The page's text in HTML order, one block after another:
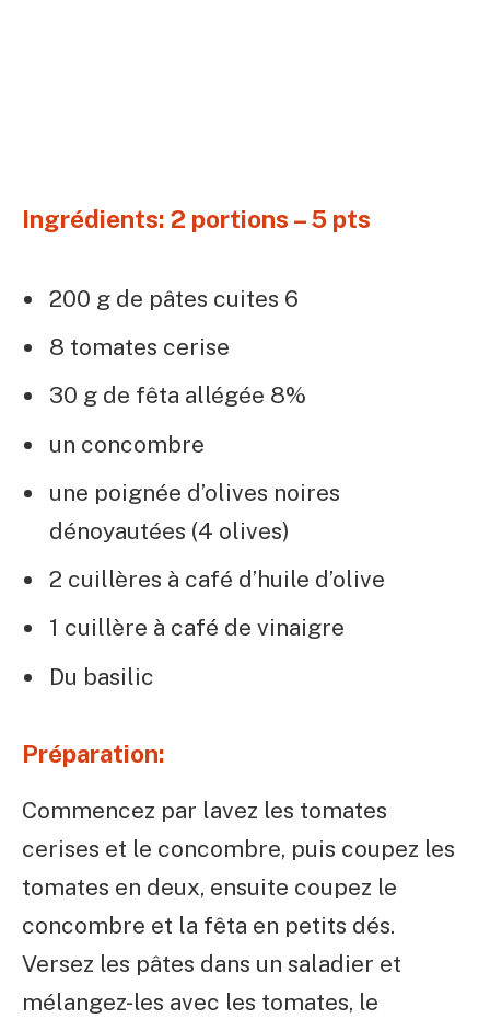
Ingrédients: 2 portions – 5 pts
200 g de pâtes cuites 6
8 tomates cerise
30 g de fêta allégée 8%
un concombre
une poignée d’olives noires
dénoyautées (4 olives)
2 cuillères à café d’huile d’olive
1 cuillère à café de vinaigre
Du basilic
Préparation:
Commencez par lavez les tomates
cerises et le concombre, puis coupez les
tomates en deux, ensuite coupez le
concombre et la fêta en petits dés.
Versez les pâtes dans un saladier et
mélangez-les avec les tomates, le